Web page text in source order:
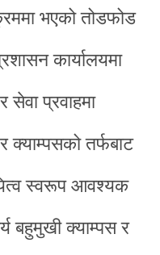
भएको तोडफोड
कार्यालयमा
सेवा प्रवाहमा
क्याम्पसको तर्फबाट
स्वरूप आवश्यक
बहुमुखी क्याम्पस र